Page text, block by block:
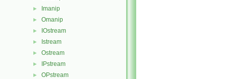
► Imanip
► Omanip
► IOstream
► Istream
► Ostream
► IPstream
► OPstream